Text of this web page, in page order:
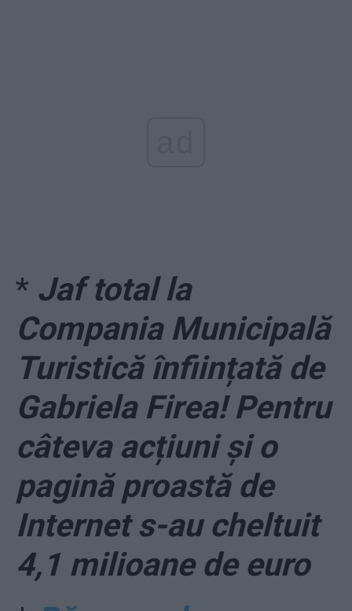
* Jaf total la
Compania Municipală
Turistică înființată de
Gabriela Firea! Pentru
câteva acțiuni și o
pagină proastă de
Internet s-au cheltuit
4,1 milioane de euro